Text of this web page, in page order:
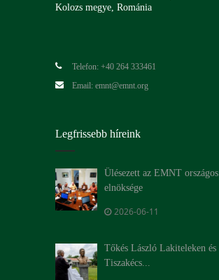
Kolozs megye, Románia
Telefon: +40 264 333461
Email: emnt@emnt.org
Legfrissebb híreink
Ülésezett az EMNT országos
elnöksége
2026-06-11
Tőkés László Lakiteleken és
Tiszakécs...